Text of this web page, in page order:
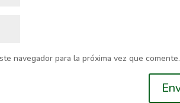
navegador para la próxima vez que comente.